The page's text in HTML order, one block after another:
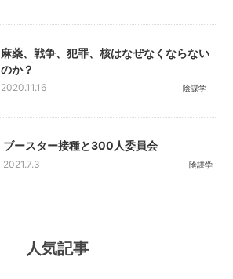
麻薬、戦争、犯罪、核はなぜなくならない
のか？
2020.11.16 陰謀学
ブースター接種と300人委員会
2021.7.3 陰謀学
人気記事